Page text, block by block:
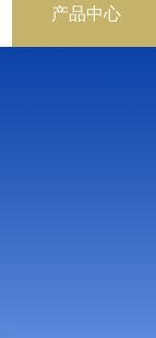
产品中心